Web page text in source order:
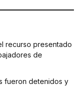
recurso presentado
de
fueron detenidos y